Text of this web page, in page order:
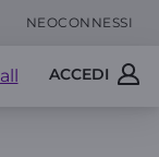
NEOCONNESSI
ACCEDI